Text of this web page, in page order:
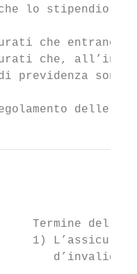
lo stipendio
che entrano
che,
previdenza sono
delle
1)